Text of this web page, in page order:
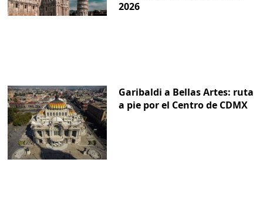
2026
Garibaldi a Bellas Artes: ruta
a pie por el Centro de CDMX